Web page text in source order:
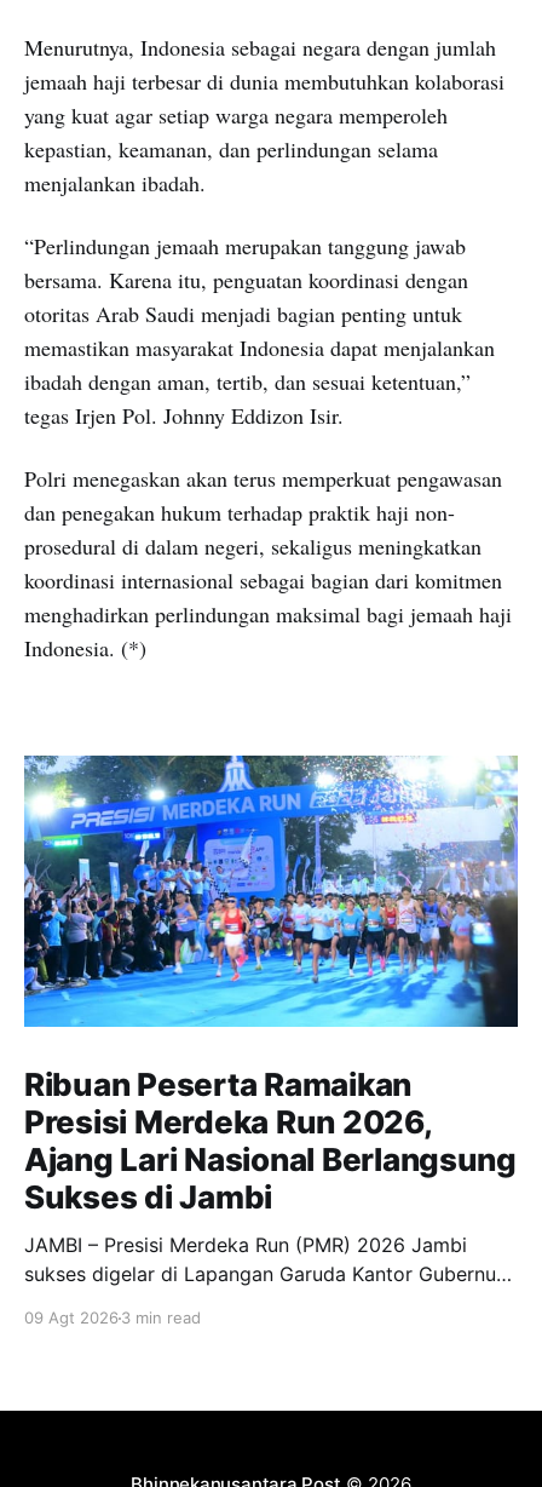
Menurutnya, Indonesia sebagai negara dengan jumlah
jemaah haji terbesar di dunia membutuhkan kolaborasi
yang kuat agar setiap warga negara memperoleh
kepastian, keamanan, dan perlindungan selama
menjalankan ibadah.
“Perlindungan jemaah merupakan tanggung jawab
bersama. Karena itu, penguatan koordinasi dengan
otoritas Arab Saudi menjadi bagian penting untuk
memastikan masyarakat Indonesia dapat menjalankan
ibadah dengan aman, tertib, dan sesuai ketentuan,”
tegas Irjen Pol. Johnny Eddizon Isir.
Polri menegaskan akan terus memperkuat pengawasan
dan penegakan hukum terhadap praktik haji non-
prosedural di dalam negeri, sekaligus meningkatkan
koordinasi internasional sebagai bagian dari komitmen
menghadirkan perlindungan maksimal bagi jemaah haji
Indonesia. (*)
Ribuan Peserta Ramaikan
Presisi Merdeka Run 2026,
Ajang Lari Nasional Berlangsung
Sukses di Jambi
JAMBI – Presisi Merdeka Run (PMR) 2026 Jambi
sukses digelar di Lapangan Garuda Kantor Gubernur
nasional tersebut berlangsung meriah dan diikuti
09 Agt 2026 3 min read